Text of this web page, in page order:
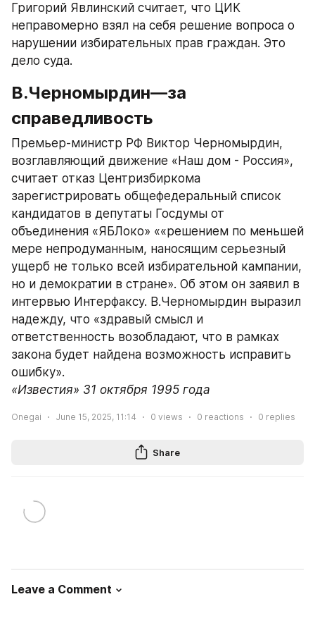
Григорий Явлинский считает, что ЦИК
неправомерно взял на себя решение вопроса о
нарушении избирательных прав граждан. Это
дело суда.
В.Черномырдин—за
справедливость
Премьер-министр РФ Виктор Черномырдин,
возглавляющий движение «Наш дом - Россия»,
считает отказ Центризбиркома
зарегистрировать общефедеральный список
кандидатов в депутаты Госдумы от
объединения «ЯБЛоко» ««решением по меньшей
мере непродуманным, наносящим серьезный
ущерб не только всей избирательной кампании,
но и демократии в стране». Об этом он заявил в
интервью Интерфаксу. В.Черномырдин выразил
надежду, что «здравый смысл и
ответственность возобладают, что в рамках
закона будет найдена возможность исправить
ошибку».
«Известия» 31 октября 1995 года
Onegai June 15, 2025, 11:14 0 views 0 reactions 0 replies
Share
Leave a Comment